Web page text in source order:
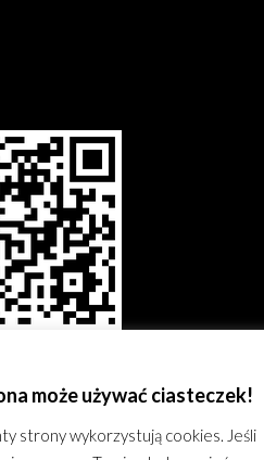
kontakt@rsf.rzeszow.pl;
rights reserved.
Proudly powered by
może używać ciasteczek!
strony wykorzystują cookies. Jeśli